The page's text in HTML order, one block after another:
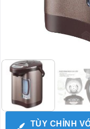
TÙY CHỈNH